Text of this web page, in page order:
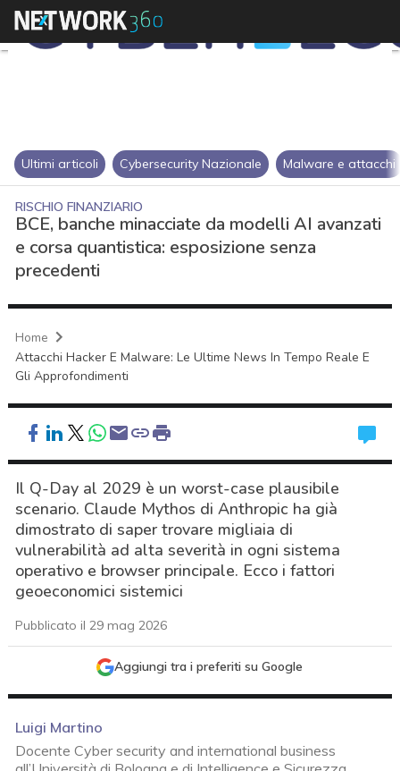
Ultimi articoli Cybersecurity Nazionale Malware e attacchi
RISCHIO FINANZIARIO
BCE, banche minacciate da modelli AI avanzati
e corsa quantistica: esposizione senza
precedenti
Home
Attacchi Hacker E Malware: Le Ultime News In Tempo Reale E
Gli Approfondimenti
Il Q-Day al 2029 è un worst-case plausibile
scenario. Claude Mythos di Anthropic ha già
dimostrato di saper trovare migliaia di
vulnerabilità ad alta severità in ogni sistema
operativo e browser principale. Ecco i fattori
geoeconomici sistemici
Pubblicato il 29 mag 2026
Aggiungi tra i preferiti su Google
Luigi Martino
Docente Cyber security and international business